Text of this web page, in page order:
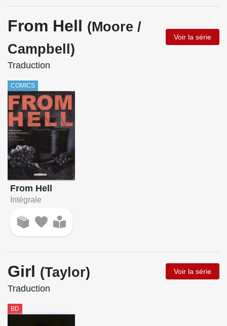
From Hell (Moore /
Campbell)
Voir la série
Traduction
COMICS
From Hell
Intégrale
Girl (Taylor) Voir la série
Traduction
BD